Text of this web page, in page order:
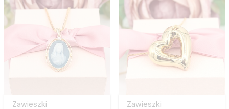
Zawieszki
Zawieszki